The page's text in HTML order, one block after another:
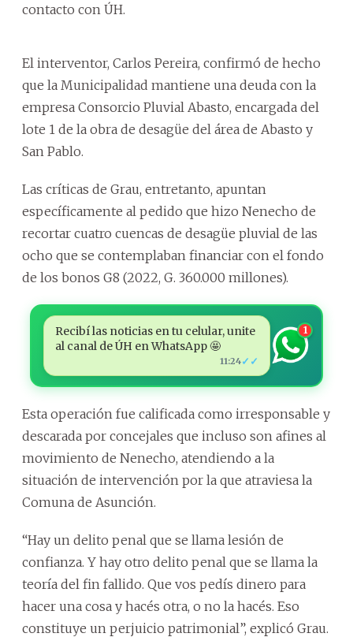
contacto con ÚH.
El interventor, Carlos Pereira, confirmó de hecho
que la Municipalidad mantiene una deuda con la
empresa Consorcio Pluvial Abasto, encargada del
lote 1 de la obra de desagüe del área de Abasto y
San Pablo.
Las críticas de Grau, entretanto, apuntan
específicamente al pedido que hizo Nenecho de
recortar cuatro cuencas de desagüe pluvial de las
ocho que se contemplaban financiar con el fondo
de los bonos G8 (2022, G. 360.000 millones).
Recibí las noticias en tu celular, unite
al canal de ÚH en WhatsApp 🤩
11:24✓✓
1
Esta operación fue calificada como irresponsable y
descarada por concejales que incluso son afines al
movimiento de Nenecho, atendiendo a la
situación de intervención por la que atraviesa la
Comuna de Asunción.
“Hay un delito penal que se llama lesión de
confianza. Y hay otro delito penal que se llama la
teoría del fin fallido. Que vos pedís dinero para
hacer una cosa y hacés otra, o no la hacés. Eso
constituye un perjuicio patrimonial”, explicó Grau.